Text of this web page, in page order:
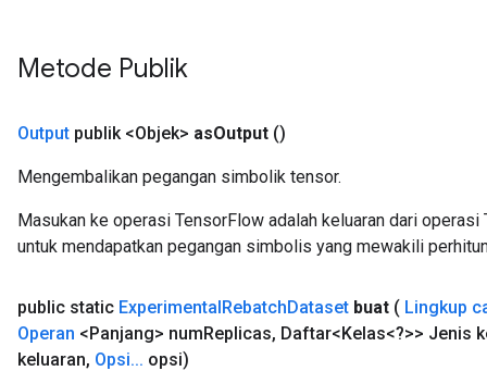
Metode Publik
Output publik <Objek> asOutput ()
Mengembalikan pegangan simbolik tensor.
Masukan ke operasi TensorFlow adalah keluaran dari
untuk mendapatkan pegangan simbolis yang mewakili
public static ExperimentalRebatchDataset buat ( Lingkup
Operan <Panjang> numReplicas, Daftar<Kelas<?>> Jenis
keluaran, Opsi... opsi)